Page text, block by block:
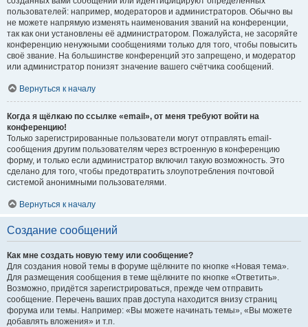
пользователей: например, модераторов и администраторов. Обычно вы
не можете напрямую изменять наименования званий на конференции,
так как они установлены её администратором. Пожалуйста, не засоряйте
конференцию ненужными сообщениями только для того, чтобы повысить
своё звание. На большинстве конференций это запрещено, и модератор
или администратор понизят значение вашего счётчика сообщений.
Вернуться к началу
Когда я щёлкаю по ссылке «email», от меня требуют войти на
конференцию!
Только зарегистрированные пользователи могут отправлять email-
сообщения другим пользователям через встроенную в конференцию
форму, и только если администратор включил такую возможность. Это
сделано для того, чтобы предотвратить злоупотребления почтовой
системой анонимными пользователями.
Вернуться к началу
Создание сообщений
Как мне создать новую тему или сообщение?
Для создания новой темы в форуме щёлкните по кнопке «Новая тема».
Для размещения сообщения в теме щёлкните по кнопке «Ответить».
Возможно, придётся зарегистрироваться, прежде чем отправить
сообщение. Перечень ваших прав доступа находится внизу страниц
форума или темы. Например: «Вы можете начинать темы», «Вы можете
добавлять вложения» и т.п.